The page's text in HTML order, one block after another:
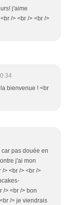
j'aime
/> <br /> <br />
bienvenue ! <br
pas douée en
j'ai mon
> <br /> <br />
/> <br /> bon
/> je viendrais